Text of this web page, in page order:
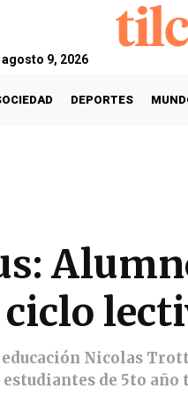
9, 2026
DEPORTES
Nicolas
de 5to año